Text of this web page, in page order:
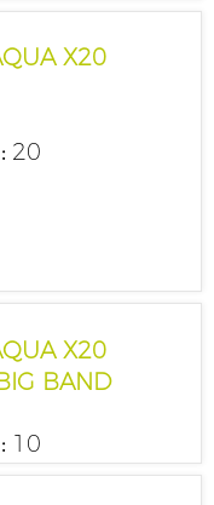
X20
20
X20
BAND
10